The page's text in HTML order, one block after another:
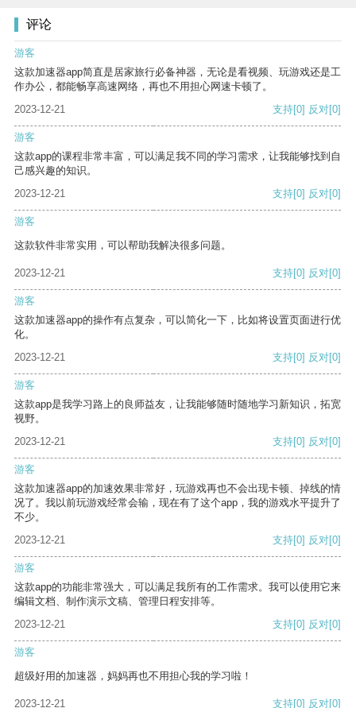
评论
游客
这款加速器app简直是居家旅行必备神器，无论是看视频、玩游戏还是工
作办公，都能畅享高速网络，再也不用担心网速卡顿了。
2023-12-21
支持[0] 反对[0]
游客
这款app的课程非常丰富，可以满足我不同的学习需求，让我能够找到自
己感兴趣的知识。
2023-12-21
支持[0] 反对[0]
游客
这款软件非常实用，可以帮助我解决很多问题。
2023-12-21 支持[0] 反对[0]
游客
这款加速器app的操作有点复杂，可以简化一下，比如将设置页面进行优
化。
2023-12-21
支持[0] 反对[0]
游客
这款app是我学习路上的良师益友，让我能够随时随地学习新知识，拓宽
视野。
2023-12-21
支持[0] 反对[0]
游客
这款加速器app的加速效果非常好，玩游戏再也不会出现卡顿、掉线的情
况了。我以前玩游戏经常会输，现在有了这个app，我的游戏水平提升了
不少。
2023-12-21
支持[0] 反对[0]
游客
这款app的功能非常强大，可以满足我所有的工作需求。我可以使用它来
编辑文档、制作演示文稿、管理日程安排等。
2023-12-21
支持[0] 反对[0]
游客
超级好用的加速器，妈妈再也不用担心我的学习啦！
2023-12-21 支持[0] 反对[0]